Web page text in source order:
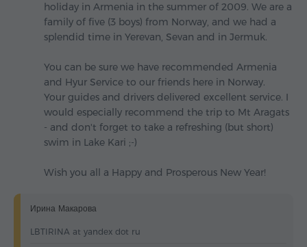
holiday in Armenia in the summer of 2009. We are a
family of five (3 boys) from Norway, and we had a
splendid time in Yerevan, Sevan and in Jermuk.
You can be sure we have recommended Armenia
and Hyur Service to our friends here in Norway.
Your guides and drivers delivered excellent service. I
would especially recommend the trip to Mt Aragats
- and don't forget to take a refreshing (but short)
swim in Lake Kari ;-)
Wish you all a Happy and Prosperous New Year!
Ирина Макарова
LBTIRINA at yandex dot ru